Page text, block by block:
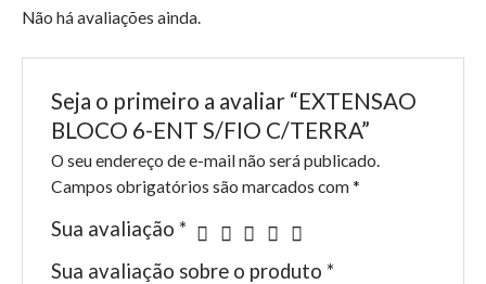
Não há avaliações ainda.
Seja o primeiro a avaliar “EXTENSAO
BLOCO 6-ENT S/FIO C/TERRA”
O seu endereço de e-mail não será publicado.
Campos obrigatórios são marcados com *
Sua avaliação *
Sua avaliação sobre o produto *